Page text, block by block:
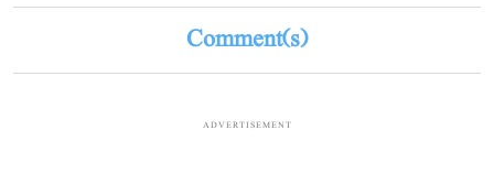
Comment(s)
ADVERTISEMENT